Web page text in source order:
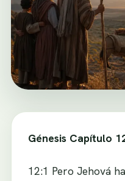
Génesis Capítulo
12:1 Pero Jehová